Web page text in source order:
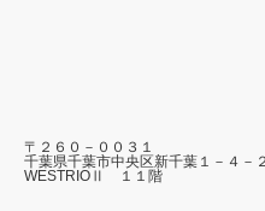
〒２６０－００３１
千葉県千葉市中央区新千葉１－４－２
WESTRIOⅡ １１階